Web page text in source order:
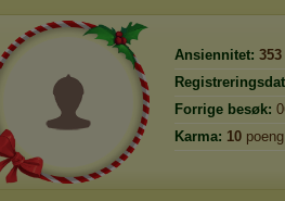
Ansiennitet: 353
Forrige besøk:
Karma: 10 poeng